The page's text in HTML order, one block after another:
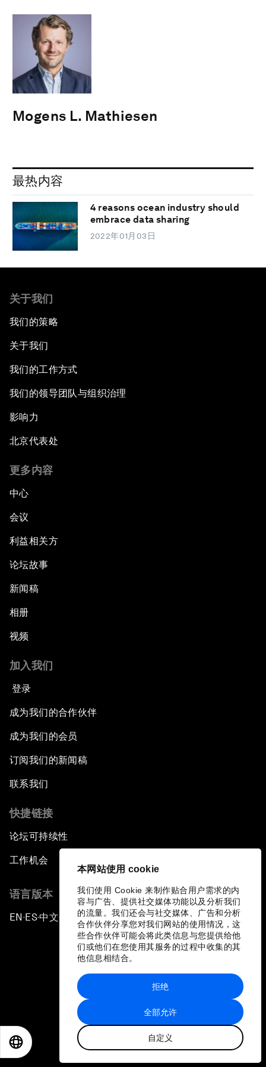
本网站使用 cookie
我们使用 Cookie 来制作贴合用户需求的内
容与广告、提供社交媒体功能以及分析我们
的流量。我们还会与社交媒体、广告和分析
合作伙伴分享您对我们网站的使用情况，这
些合作伙伴可能会将此类信息与您提供给他
们或他们在您使用其服务的过程中收集的其
他信息相结合。
全部允许
自定义
拒绝
Mogens L. Mathiesen
最热内容
4 reasons ocean industry should
embrace data sharing
2022年01月03日
关于我们
我们的策略
关于我们
我们的工作方式
我们的领导团队与组织治理
影响力
北京代表处
更多内容
中心
会议
利益相关方
论坛故事
新闻稿
相册
视频
加入我们
登录
成为我们的合作伙伴
成为我们的会员
订阅我们的新闻稿
联系我们
快捷链接
论坛可持续性
工作机会
语言版本
EN ▪ES▪中文▪ 日本語
站点地图
世界经济论坛